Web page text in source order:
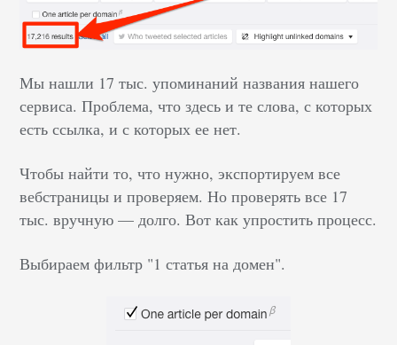
Мы нашли 17 тыс. упоминаний названия нашего
сервиса. Проблема, что здесь и те слова, с которых
есть ссылка, и с которых ее нет.
Чтобы найти то, что нужно, экспортируем все
вебстраницы и проверяем. Но проверять все 17
тыс. вручную — долго. Вот как упростить процесс.
Выбираем фильтр "1 статья на домен".